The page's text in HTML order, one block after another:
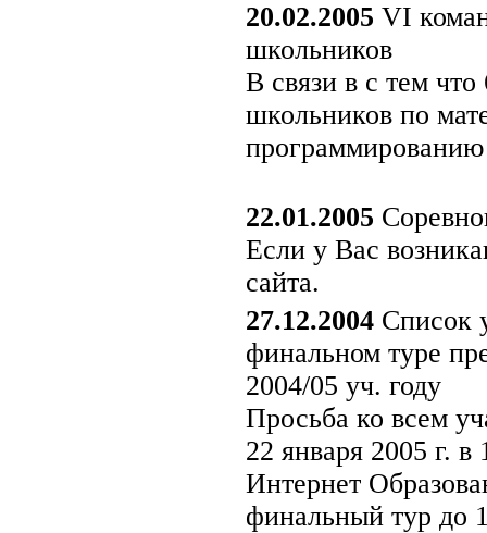
20.02.2005 VI
школьников
В связи в с тем
школьников по
22.01.2005
Если у Вас
сайта.
27.12.2004Список
финальном туре
2004/05 уч. году
Просьба ко всем
22 января 2005 г.
Интернет
финальный тур до